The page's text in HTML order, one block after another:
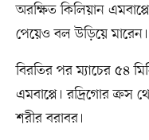
অরক্ষিত কিলিয়ান
পেয়েও বল উড়িয়ে মারেন।
বিরতির পর ম্যাচের ৫৪
এমবাপ্পে। রদ্রিগোর
শরীর বরাবর।